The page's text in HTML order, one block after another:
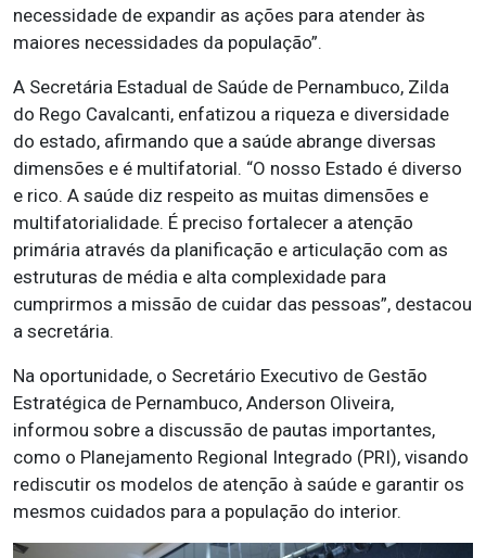
necessidade de expandir as ações para atender às
maiores necessidades da população”.
A Secretária Estadual de Saúde de Pernambuco, Zilda
do Rego Cavalcanti, enfatizou a riqueza e diversidade
do estado, afirmando que a saúde abrange diversas
dimensões e é multifatorial. “O nosso Estado é diverso
e rico. A saúde diz respeito as muitas dimensões e
multifatorialidade. É preciso fortalecer a atenção
primária através da planificação e articulação com as
estruturas de média e alta complexidade para
cumprirmos a missão de cuidar das pessoas”, destacou
a secretária.
Na oportunidade, o Secretário Executivo de Gestão
Estratégica de Pernambuco, Anderson Oliveira,
informou sobre a discussão de pautas importantes,
como o Planejamento Regional Integrado (PRI), visando
rediscutir os modelos de atenção à saúde e garantir os
mesmos cuidados para a população do interior.